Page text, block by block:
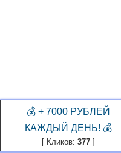
💰 + 7000 РУБЛЕЙ
КАЖДЫЙ ДЕНЬ! 💰
[ Кликов: 377]